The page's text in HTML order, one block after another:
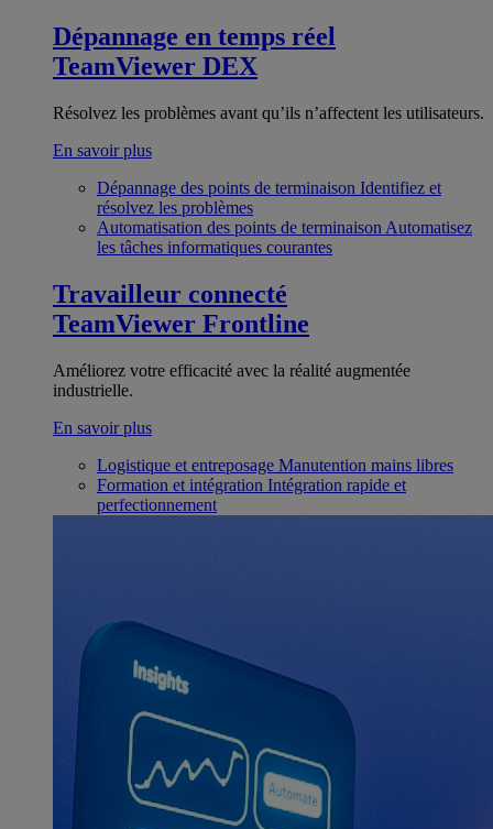
Dépannage en temps réel
TeamViewer DEX
Résolvez les problèmes avant qu’ils n’affectent les utilisateurs.
En savoir plus
Dépannage des points de terminaison Identifiez et
résolvez les problèmes
Automatisation des points de terminaison Automatisez
les tâches informatiques courantes
Travailleur connecté
TeamViewer Frontline
Améliorez votre efficacité avec la réalité augmentée
industrielle.
En savoir plus
Logistique et entreposage Manutention mains libres
Formation et intégration Intégration rapide et
perfectionnement